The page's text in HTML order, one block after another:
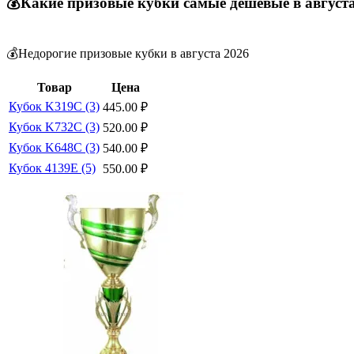
💰Недорогие призовые кубки в августа 2026
Товар
Цена
Кубок K319C (3) 445.00 ₽
Кубок K732C (3) 520.00 ₽
Кубок K648C (3) 540.00 ₽
Кубок 4139E (5) 550.00 ₽